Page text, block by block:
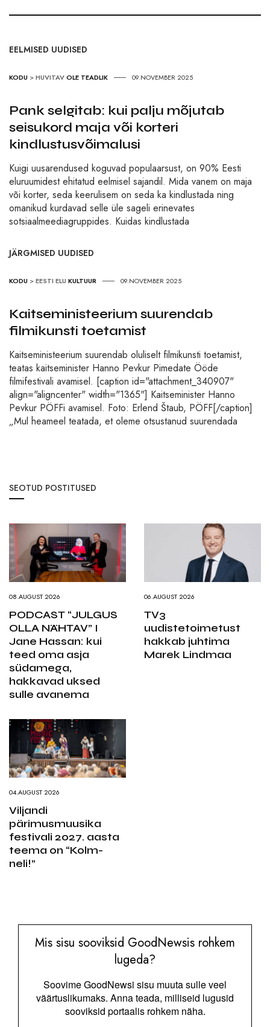
EELMISED UUDISED
KODU >HUVITAVOLE TEADLIK 09.NOVEMBER 2025
Pank selgitab: kui palju mõjutab
seisukord maja või korteri
kindlustusvõimalusi
Kuigi uusarendused koguvad populaarsust, on 90% Eesti
eluruumidest ehitatud eelmisel sajandil. Mida vanem on maja
või korter, seda keerulisem on seda ka kindlustada ning
omanikud kurdavad selle üle sageli erinevates
sotsiaalmeediagruppides. Kuidas kindlustada
JÄRGMISED UUDISED
KODU >EESTI ELU KULTUUR 09.NOVEMBER 2025
Kaitseministeerium suurendab
filmikunsti toetamist
Kaitseministeerium suurendab oluliselt filmikunsti toetamist,
teatas kaitseminister Hanno Pevkur Pimedate Ööde
filmifestivali avamisel. [caption id="attachment_340907"
align="aligncenter" width="1365"] Kaitseminister Hanno
Pevkur PÖFFi avamisel. Foto: Erlend Štaub, PÖFF[/caption]
„Mul heameel teatada, et oleme otsustanud suurendada
SEOTUD POSTITUSED
08.AUGUST 2026
PODCAST “JULGUS
OLLA NÄHTAV” I
Jane Hassan: kui
teed oma asja
südamega,
hakkavad uksed
sulle avanema
06.AUGUST 2026
TV3
uudistetoimetust
hakkab juhtima
Marek Lindmaa
04.AUGUST 2026
Viljandi
pärimusmuusika
festivali 2027. aasta
teema on “Kolm-
neli!”
Mis sisu sooviksid GoodNewsis rohkem
lugeda?
Soovime GoodNewsi sisu muuta sulle veel
väärtuslikumaks. Anna teada, milliseid lugusid
sooviksid portaalis rohkem näha.